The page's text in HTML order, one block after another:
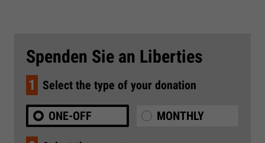
Spenden Sie an Liberties
1 Select the type of your donation
ONE-OFF MONTHLY